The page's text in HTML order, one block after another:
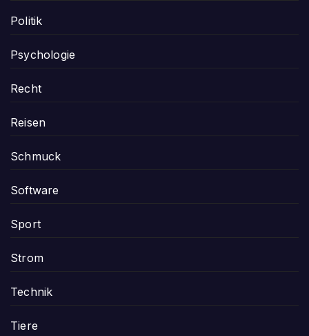
Politik
Psychologie
Recht
Reisen
Schmuck
Software
Sport
Strom
Technik
Tiere